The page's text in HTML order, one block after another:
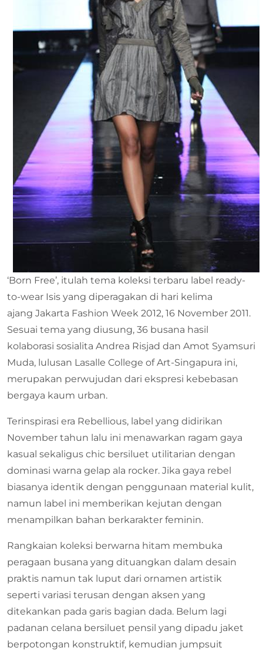
‘Born Free’, itulah tema koleksi terbaru label ready-
to-wear Isis yang diperagakan di hari kelima
ajang Jakarta Fashion Week 2012, 16 November 2011.
Sesuai tema yang diusung, 36 busana hasil
kolaborasi sosialita Andrea Risjad dan Amot Syamsuri
Muda, lulusan Lasalle College of Art-Singapura ini,
merupakan perwujudan dari ekspresi kebebasan
bergaya kaum urban.
Terinspirasi era Rebellious, label yang didirikan
November tahun lalu ini menawarkan ragam gaya
kasual sekaligus chic bersiluet utilitarian dengan
dominasi warna gelap ala rocker. Jika gaya rebel
biasanya identik dengan penggunaan material kulit,
namun label ini memberikan kejutan dengan
menampilkan bahan berkarakter feminin.
Rangkaian koleksi berwarna hitam membuka
peragaan busana yang dituangkan dalam desain
praktis namun tak luput dari ornamen artistik
seperti variasi terusan dengan aksen yang
ditekankan pada garis bagian dada. Belum lagi
padanan celana bersiluet pensil yang dipadu jaket
berpotongan konstruktif, kemudian jumpsuit